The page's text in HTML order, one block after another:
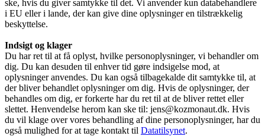
ske, hvis du giver samtykke til det. Vi anvender kun databehandlere
i EU eller i lande, der kan give dine oplysninger en tilstrækkelig
beskyttelse.
Indsigt og klager
Du har ret til at få oplyst, hvilke personoplysninger, vi behandler om
dig. Du kan desuden til enhver tid gøre indsigelse mod, at
oplysninger anvendes. Du kan også tilbagekalde dit samtykke til, at
der bliver behandlet oplysninger om dig. Hvis de oplysninger, der
behandles om dig, er forkerte har du ret til at de bliver rettet eller
slettet. Henvendelse herom kan ske til: jens@kozmonaut.dk. Hvis
du vil klage over vores behandling af dine personoplysninger, har du
også mulighed for at tage kontakt til Datatilsynet.